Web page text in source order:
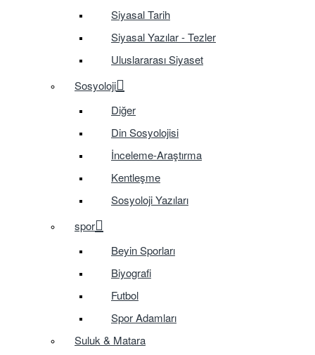
Siyasal Tarih
Siyasal Yazılar - Tezler
Uluslararası Siyaset
Sosyoloji
Diğer
Din Sosyolojisi
İnceleme-Araştırma
Kentleşme
Sosyoloji Yazıları
spor
Beyin Sporları
Biyografi
Futbol
Spor Adamları
Suluk & Matara